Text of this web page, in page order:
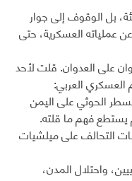
بل الوقوف إلى جوار
عملياته العسكرية، حتى
على العدوان. قلت لأحد
العسكري العربي:
الحوثي على اليمن
التحالف على ميلشيات
واحتلال المدن،